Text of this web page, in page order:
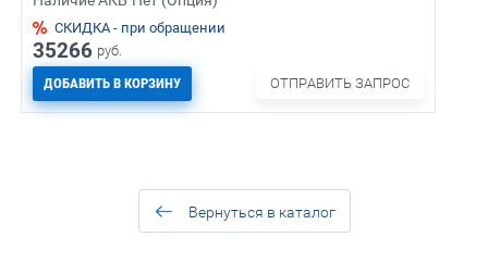
СКИДКА - при обращении
35266 руб.
ДОБАВИТЬ В КОРЗИНУ ОТПРАВИТЬ ЗАПРОС
Вернуться в каталог